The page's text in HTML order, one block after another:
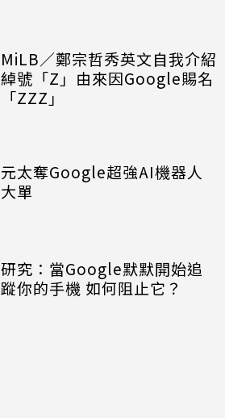
MiLB／鄭宗哲秀英文自我介紹
綽號「Z」由來因Google賜名
「ZZZ」
元太奪Google超強AI機器人
大單
研究：當Google默默開始追
蹤你的手機 如何阻止它？